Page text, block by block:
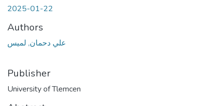
2025-01-22
Authors
علي دحمان, لميس
Publisher
University of Tlemcen